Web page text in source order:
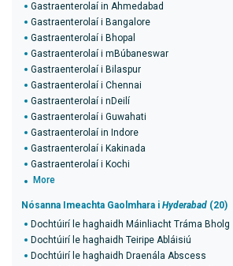
Gastraenterolaí in Ahmedabad
Gastraenterolaí i Bangalore
Gastraenterolaí i Bhopal
Gastraenterolaí i mBúbaneswar
Gastraenterolaí i Bilaspur
Gastraenterolaí i Chennai
Gastraenterolaí i nDeilí
Gastraenterolaí i Guwahati
Gastraenterolaí in Indore
Gastraenterolaí i Kakinada
Gastraenterolaí i Kochi
More
Nósanna Imeachta Gaolmhara i Hyderabad (20)
Dochtúirí le haghaidh Máinliacht Tráma Bholg
Dochtúirí le haghaidh Teiripe Abláisiú
Dochtúirí le haghaidh Draenála Abscess